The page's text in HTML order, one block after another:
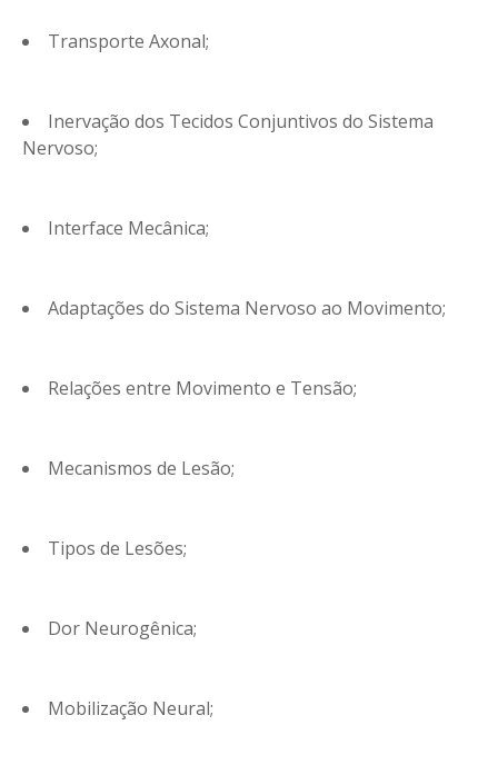
Transporte Axonal;
Inervação dos Tecidos Conjuntivos do Sistema
Nervoso;
Interface Mecânica;
Adaptações do Sistema Nervoso ao Movimento;
Relações entre Movimento e Tensão;
Mecanismos de Lesão;
Tipos de Lesões;
Dor Neurogênica;
Mobilização Neural;